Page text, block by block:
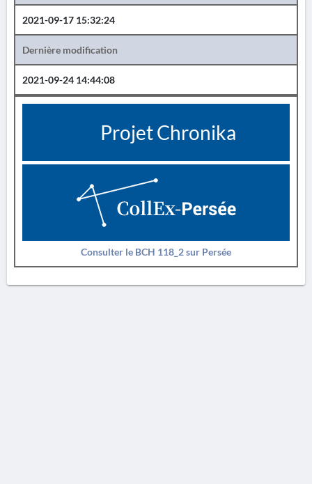
2021-09-17 15:32:24
Dernière modification
2021-09-24 14:44:08
Projet Chronika
Consulter le BCH 118_2 sur Persée